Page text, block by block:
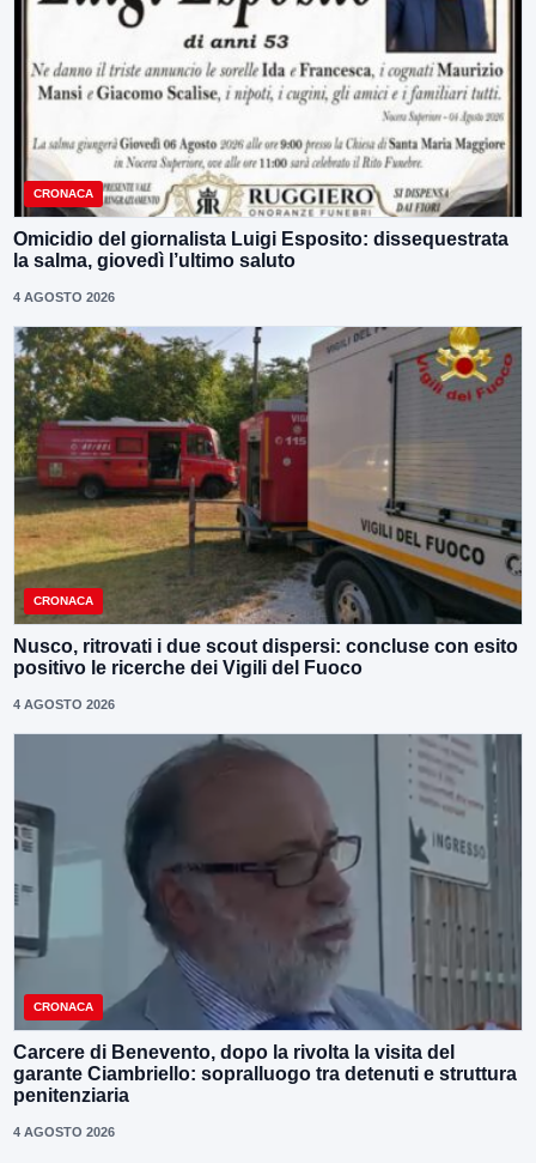
CRONACA
Omicidio del giornalista Luigi Esposito: dissequestrata
la salma, giovedì l’ultimo saluto
4 AGOSTO 2026
CRONACA
Nusco, ritrovati i due scout dispersi: concluse con esito
positivo le ricerche dei Vigili del Fuoco
4 AGOSTO 2026
CRONACA
Carcere di Benevento, dopo la rivolta la visita del
garante Ciambriello: sopralluogo tra detenuti e struttura
penitenziaria
4 AGOSTO 2026